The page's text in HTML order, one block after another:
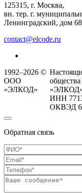
125315, г. Москва,
вн. тер. г.
Ленинградский, дом
contact@elcode.ru
1992–2026 ©
ООО
«ЭЛКОД»
ИНН
ОКВЭД
Обратная связь